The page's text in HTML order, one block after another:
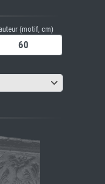
(motif, cm)